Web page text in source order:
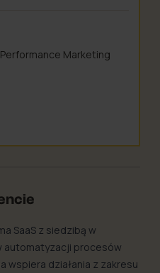
Marketing
SaaS z siedzibą w
automatyzacji procesów
wspiera działania z zakresu